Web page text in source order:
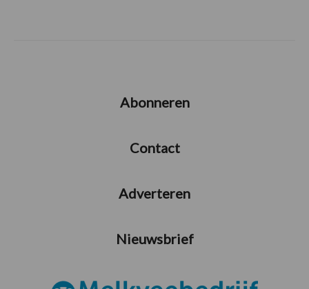
Abonneren
Contact
Adverteren
Nieuwsbrief